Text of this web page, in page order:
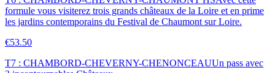
formule vous visiterez trois grands châteaux de la Loire et en prime
les jardins contemporains du Festival de Chaumont sur Loire.
€53.50
T7 : CHAMBORD-CHEVERNY-CHENONCEAUUn pass avec